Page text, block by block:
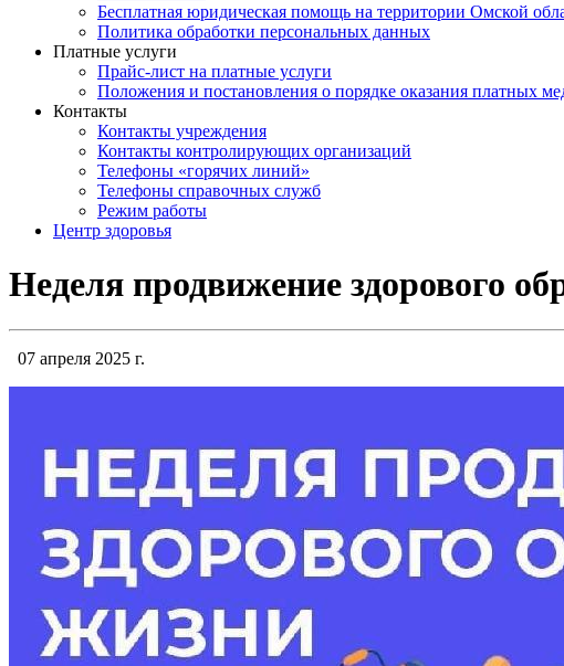
Бесплатная юридическая помощь на территории Омской
Политика обработки персональных данных
Платные услуги
Прайс-лист на платные услуги
Положения и постановления о порядке оказания платных
Контакты
Контакты учреждения
Контакты контролирующих организаций
Телефоны «горячих линий»
Телефоны справочных служб
Режим работы
Центр здоровья
Неделя продвижение здорового
07 апреля 2025 г.